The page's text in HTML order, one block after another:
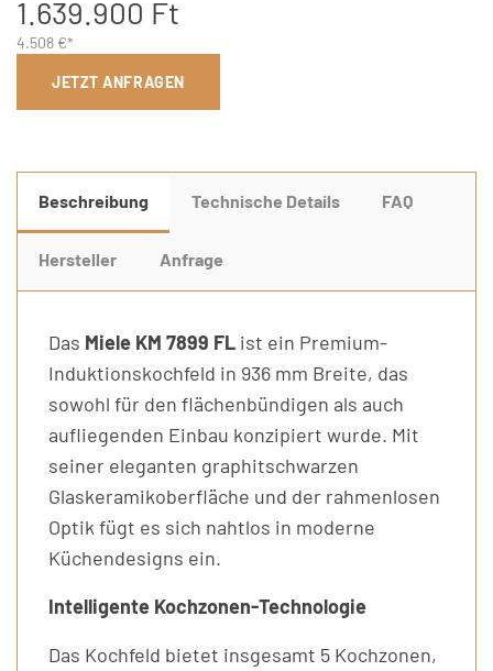
1.639.900 Ft
4.508 €*
JETZT ANFRAGEN
Beschreibung Technische Details FAQ
Hersteller Anfrage
Das Miele KM 7899 FL ist ein Premium-
Induktionskochfeld in 936 mm Breite, das
sowohl für den flächenbündigen als auch
aufliegenden Einbau konzipiert wurde. Mit
seiner eleganten graphitschwarzen
Glaskeramikoberfläche und der rahmenlosen
Optik fügt es sich nahtlos in moderne
Küchendesigns ein.
Intelligente Kochzonen-Technologie
Das Kochfeld bietet insgesamt 5 Kochzonen,